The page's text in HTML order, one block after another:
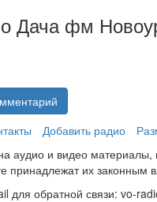
Дача фм
Добавить радио
аудио и видео материалы,
принадлежат их законным
для обратной связи: vo-